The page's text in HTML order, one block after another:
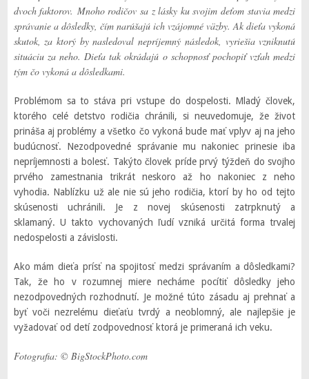
dvoch faktorov. Mnoho rodičov sa z lásky ku svojim deťom stavia medzi
správanie a dôsledky, čím narúšajú ich vzájomné väzby. Ak dieťa vykoná
skutok, za ktorý by nasledoval nepríjemný následok, vyriešia vzniknutú
situáciu za neho. Dieťa tak okrádajú o schopnosť pochopiť vzťah medzi
tým čo vykoná a dôsledkami.
Problémom sa to stáva pri vstupe do dospelosti. Mladý človek,
ktorého celé detstvo rodičia chránili, si neuvedomuje, že život
prináša aj problémy a všetko čo vykoná bude mať vplyv aj na jeho
budúcnosť. Nezodpovedné správanie mu nakoniec prinesie iba
nepríjemnosti a bolesť. Takýto človek príde prvý týždeň do svojho
prvého zamestnania trikrát neskoro až ho nakoniec z neho
vyhodia. Nablízku už ale nie sú jeho rodičia, ktorí by ho od tejto
skúsenosti uchránili. Je z novej skúsenosti zatrpknutý a
sklamaný. U takto vychovaných ľudí vzniká určitá forma trvalej
nedospelosti a závislosti.
Ako mám dieťa prísť na spojitosť medzi správaním a dôsledkami?
Tak, že ho v rozumnej miere necháme pocítiť dôsledky jeho
nezodpovedných rozhodnutí. Je možné túto zásadu aj prehnať a
byť voči nezrelému dieťaťu tvrdý a neoblomný, ale najlepšie je
vyžadovať od detí zodpovednosť ktorá je primeraná ich veku.
Fotografia: © BigStockPhoto.com